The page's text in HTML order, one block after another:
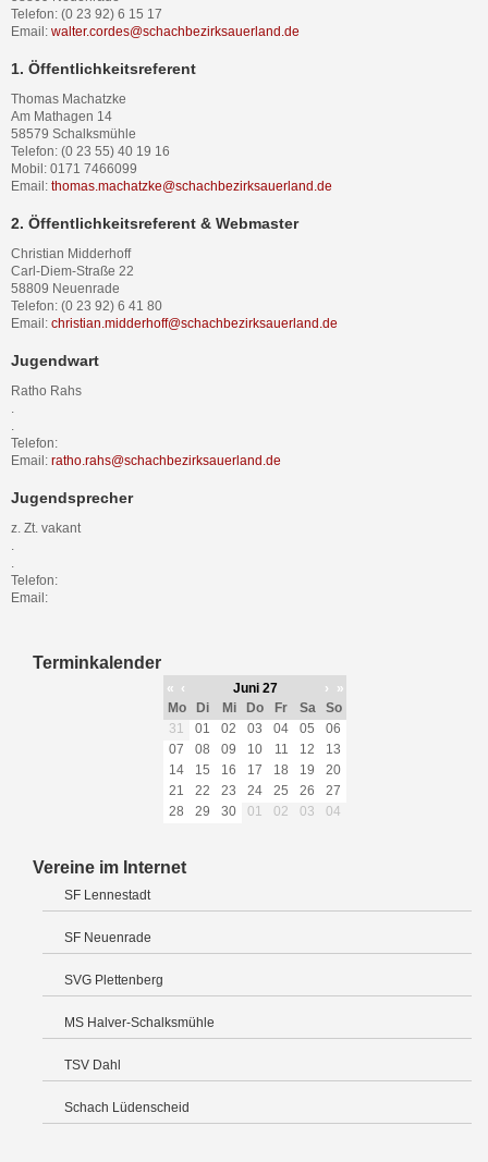
Telefon: (0 23 92) 6 15 17
Email: walter.cordes@schachbezirksauerland.de
1. Öffentlichkeitsreferent
Thomas Machatzke
Am Mathagen 14
58579 Schalksmühle
Telefon: (0 23 55) 40 19 16
Mobil: 0171 7466099
Email: thomas.machatzke@schachbezirksauerland.de
2. Öffentlichkeitsreferent & Webmaster
Christian Midderhoff
Carl-Diem-Straße 22
58809 Neuenrade
Telefon: (0 23 92) 6 41 80
Email: christian.midderhoff@schachbezirksauerland.de
Jugendwart
Ratho Rahs
.
.
Telefon:
Email: ratho.rahs@schachbezirksauerland.de
Jugendsprecher
z. Zt. vakant
.
.
Telefon:
Email:
Terminkalender
« ‹ Juni 27 ›
»
Mo
Di Mi Do Fr Sa
So
31
01 02 03 04 05
06
07
08 09 10 11 12
13
14
15 16 17 18 19
20
21
22 23 24 25 26
27
28
29 30 01 02 03 04
Vereine im Internet
SF Lennestadt
SF Neuenrade
SVG Plettenberg
MS Halver-Schalksmühle
TSV Dahl
Schach Lüdenscheid